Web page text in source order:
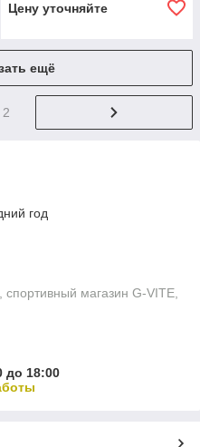
Цену уточняйте
ещё
2
год
магазин G-VITE,
до 18:00